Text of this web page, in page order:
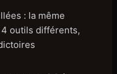
: la même
outils différents,